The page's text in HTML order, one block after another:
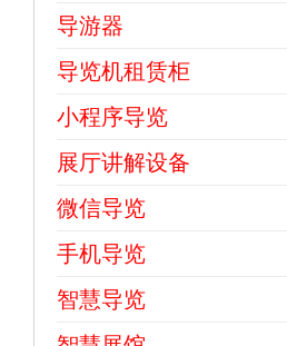
导游器
导览机租赁柜
小程序导览
展厅讲解设备
微信导览
手机导览
智慧导览